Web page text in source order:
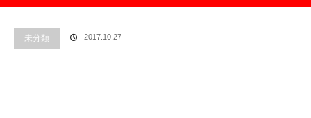
未分類 2017.10.27